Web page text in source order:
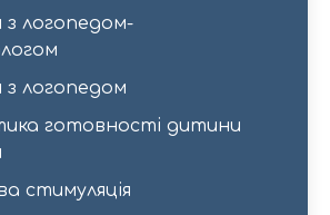
логопедом-
логопедом
готовності дитини
стимуляція